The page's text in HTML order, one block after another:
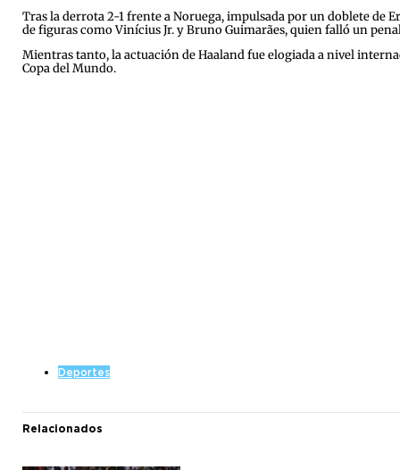
Tras la derrota 2-1 frente a Noruega, impulsada por un doblete
de figuras como Vinícius Jr. y Bruno Guimarães, quien falló un
Mientras tanto, la actuación de Haaland fue elogiada a nivel
Copa del Mundo.
Deportes
Relacionados